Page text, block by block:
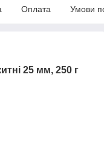
Оплата Умови
25 мм, 250 г